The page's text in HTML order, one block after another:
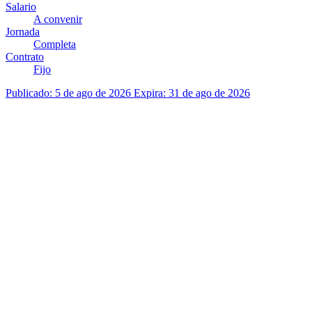
Salario
A convenir
Jornada
Completa
Contrato
Fijo
Publicado: 5 de ago de 2026 Expira: 31 de ago de 2026